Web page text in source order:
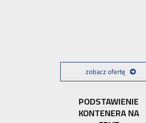
zobacz ofertę
PODSTAWIENIE
KONTENERA NA